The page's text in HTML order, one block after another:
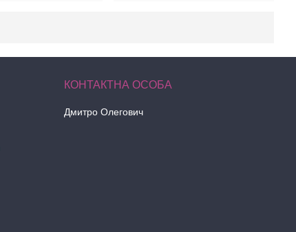
Дмитро Олегович